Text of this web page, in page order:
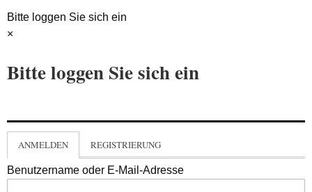
Bitte loggen Sie sich ein
×
Bitte loggen Sie sich ein
ANMELDEN REGISTRIERUNG
Benutzername oder E-Mail-Adresse